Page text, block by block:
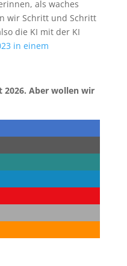
als waches
wir Schritt und Schritt
die KI mit der KI
in einem
2026. Aber wollen wir